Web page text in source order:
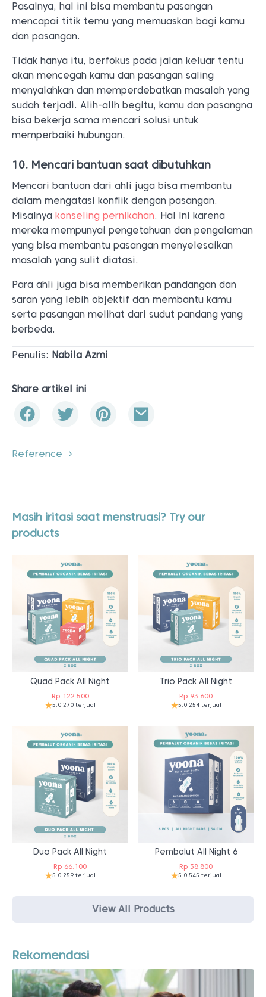
Pasalnya, hal ini bisa membantu pasangan
mencapai titik temu yang memuaskan bagi kamu
dan pasangan.
Tidak hanya itu, berfokus pada jalan keluar tentu
akan mencegah kamu dan pasangan saling
menyalahkan dan memperdebatkan masalah yang
sudah terjadi. Alih-alih begitu, kamu dan pasangna
bisa bekerja sama mencari solusi untuk
memperbaiki hubungan.
10. Mencari bantuan saat dibutuhkan
Mencari bantuan dari ahli juga bisa membantu
dalam mengatasi konflik dengan pasangan.
Misalnya konseling pernikahan. Hal Ini karena
mereka mempunyai pengetahuan dan pengalaman
yang bisa membantu pasangan menyelesaikan
masalah yang sulit diatasi.
Para ahli juga bisa memberikan pandangan dan
saran yang lebih objektif dan membantu kamu
serta pasangan melihat dari sudut pandang yang
berbeda.
Penulis: Nabila Azmi
Share artikel ini
Reference
Masih iritasi saat menstruasi? Try our
products
Quad Pack All Night
Rp122.500
5.0|270 terjual
Trio Pack All Night
Rp 93.600
5.0|254 terjual
Duo Pack All Night
Rp 66.100
5.0|259 terjual
Pembalut All Night 6
Rp 38.800
5.0|545 terjual
View All Products
Rekomendasi